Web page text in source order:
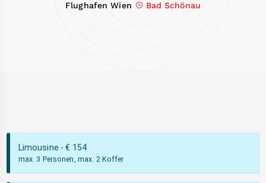
Flughafen Wien Bad Schönau
Limousine - € 154
max. 3 Personen, max. 2 Koffer